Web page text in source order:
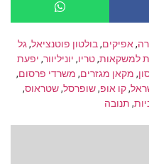
,אפיקים,בולטון פוטנציאל,גל
למשקאות,טריו, יוניליוור, יפעת
, מקאן מגזרים, משרדי פרסום,
,קו אופ,שופרסל,שטראוס,
, תנובה